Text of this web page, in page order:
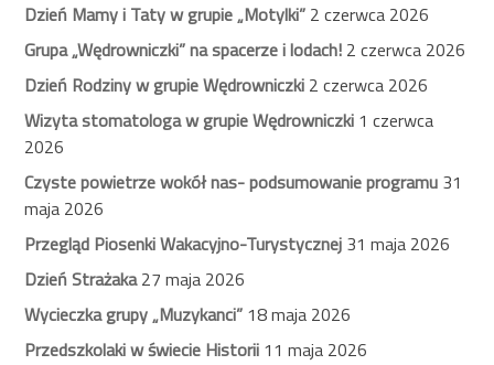
Dzień Mamy i Taty w grupie „Motylki” 2 czerwca 2026
Grupa „Wędrowniczki” na spacerze i lodach! 2 czerwca 2026
Dzień Rodziny w grupie Wędrowniczki 2 czerwca 2026
Wizyta stomatologa w grupie Wędrowniczki 1 czerwca
2026
Czyste powietrze wokół nas- podsumowanie programu 31
maja 2026
Przegląd Piosenki Wakacyjno-Turystycznej 31 maja 2026
Dzień Strażaka27 maja 2026
Wycieczka grupy „Muzykanci” 18 maja 2026
Przedszkolaki w świecie Historii 11 maja 2026